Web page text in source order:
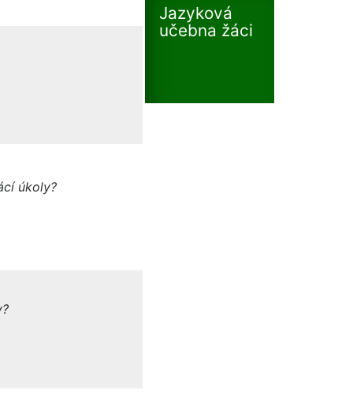
úkoly?
Jazyková
učebna žáci